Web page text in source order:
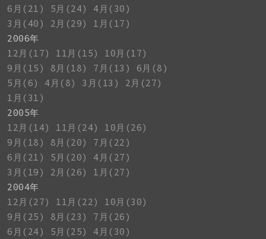
6月(21)
5月(24)
4月(30)
3月(40)
2月(29)
1月(17)
2006年
12月(17)
11月(15)
10月(17)
9月(15)
8月(18) 7月(13)
6月(8)
5月(6)
4月(8) 3月(13)
2月(27)
1月(31)
2005年
12月(14)
11月(24)
10月(26)
9月(18)
8月(20)
7月(22)
6月(21)
5月(20)
4月(27)
3月(19)
2月(26)
1月(27)
2004年
12月(27)
11月(22)
10月(30)
9月(25)
8月(23)
7月(26)
6月(24)
5月(25) 4月(30)